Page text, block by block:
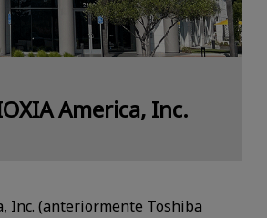
America, Inc.
Inc. (anteriormente Toshiba